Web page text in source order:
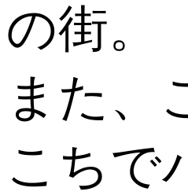
の街。
また、
こちで